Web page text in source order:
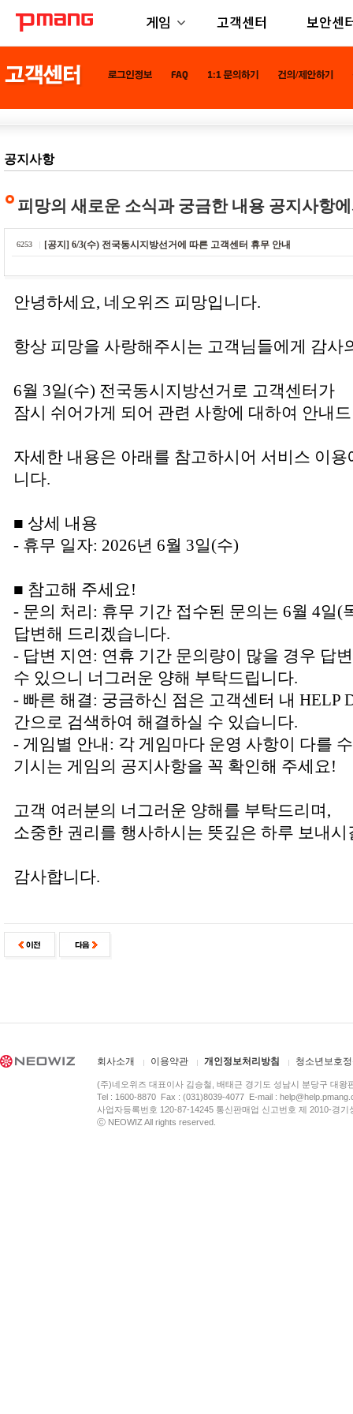
게임 고객센터 보안센
공지사항
피망의 새로운 소식과 궁금한 내용 공지사항
6253 [공지] 6/3(수) 전국동시지방선거에 따른 고객센터 휴무 안내
안녕하세요, 네오위즈 피망입니다.
항상 피망을 사랑해주시는 고객님들에게 감사
6월 3일(수) 전국동시지방선거로 고객센터가
잠시 쉬어가게 되어 관련 사항에 대하여 안내
자세한 내용은 아래를 참고하시어 서비스 이
니다.
■ 상세 내용
- 휴무 일자: 2026년 6월 3일(수)
■ 참고해 주세요!
- 문의 처리: 휴무 기간 접수된 문의는 6월 4일(
답변해 드리겠습니다.
- 답변 지연: 연휴 기간 문의량이 많을 경우 답
수 있으니 너그러운 양해 부탁드립니다.
- 빠른 해결: 궁금하신 점은 고객센터 내 HELP
간으로 검색하여 해결하실 수 있습니다.
- 게임별 안내: 각 게임마다 운영 사항이 다를
기시는 게임의 공지사항을 꼭 확인해 주세요!
고객 여러분의 너그러운 양해를 부탁드리며,
소중한 권리를 행사하시는 뜻깊은 하루 보내시
감사합니다.
회사소개 이용약관 개인정보처리방침 청소년보호
(주)네오위즈 대표이사 김승철, 배태근 경기도 성남시 분당구 대왕
Tel : 1600-8870 Fax : (031)8039-4077 E-mail :
사업자등록번호 120-87-14245 통신판매업 신고번호 제 2010-경
ⓒ NEOWIZ All rights reserved.